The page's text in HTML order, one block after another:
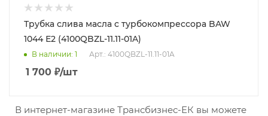
Трубка слива масла с турбокомпрессора BAW
1044 Е2 (4100QBZL-11.11-01A)
В наличии: 1 Арт.: 4100QBZL-11.11-01A
1 700 ₽/шт
В интернет-магазине Трансбизнес-ЕК вы можете